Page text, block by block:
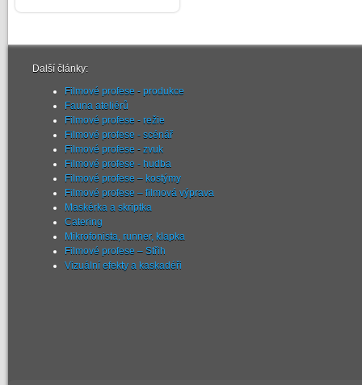
Další články:
Filmové profese - produkce
Fauna ateliérů
Filmové profese - režie
Filmové profese - scénář
Filmové profese - zvuk
Filmové profese - hudba
Filmové profese – kostýmy
Filmové profese – filmová výprava
Maskérka a skriptka
Catering
Mikrofonista, runner, klapka
Filmové profese – Střih
Vizuální efekty a kaskadéři